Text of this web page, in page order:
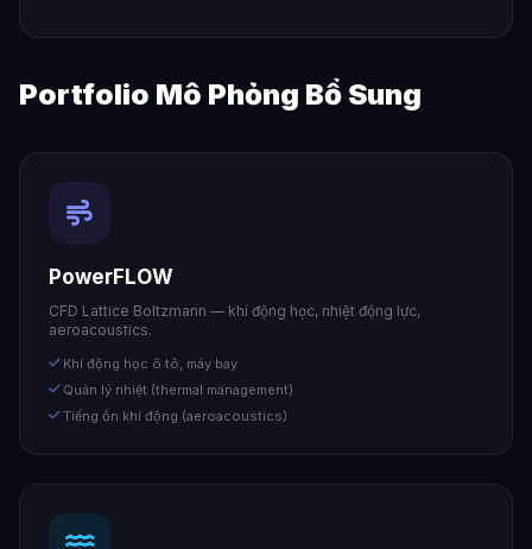
Portfolio Mô Phỏng Bổ Sung
PowerFLOW
CFD Lattice Boltzmann — khí động học, nhiệt động lực,
aeroacoustics.
Khí động học ô tô, máy bay
Quản lý nhiệt (thermal management)
Tiếng ồn khí động (aeroacoustics)